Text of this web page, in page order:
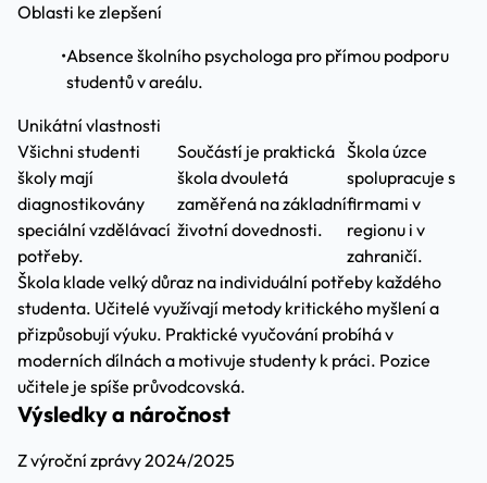
Oblasti ke zlepšení
•Absence školního psychologa pro přímou podporu
studentů v areálu.
Unikátní vlastnosti
Všichni studenti
školy mají
diagnostikovány
speciální vzdělávací
potřeby.
Součástí je praktická
škola dvouletá
zaměřená na základní
životní dovednosti.
Škola úzce
spolupracuje s
firmami v
regionu i v
zahraničí.
Škola klade velký důraz na individuální potřeby každého
studenta. Učitelé využívají metody kritického myšlení a
přizpůsobují výuku. Praktické vyučování probíhá v
moderních dílnách a motivuje studenty k práci. Pozice
učitele je spíše průvodcovská.
Výsledky a náročnost
Z výroční zprávy 2024/2025